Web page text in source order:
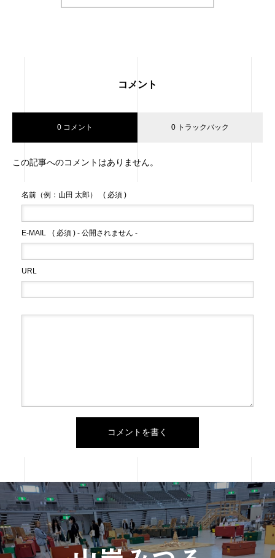
コメント
0 コメント 0 トラックバック
この記事へのコメントはありません。
名前（例：山田 太郎） ( 必須 )
E-MAIL ( 必須 ) - 公開されません -
URL